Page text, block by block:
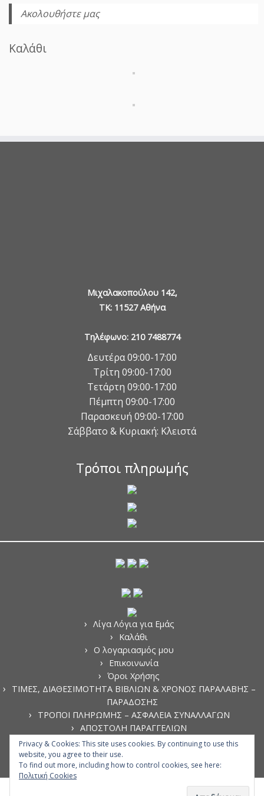
Ακολουθήστε μας
Καλάθι
Μιχαλακοπούλου 142,
TK: 11527 Αθήνα
Τηλέφωνο: 210 7488774
Δευτέρα 09:00-17:00
Τρίτη 09:00-17:00
Τετάρτη 09:00-17:00
Πέμπτη 09:00-17:00
Παρασκευή 09:00-17:00
Σάββατο & Κυριακή: Κλειστά
Τρόποι πληρωμής
Λίγα Λόγια για Εμάς
Καλάθι
Ο λογαριασμός μου
Επικοινωνία
Όροι Χρήσης
ΤΙΜΕΣ, ΔΙΑΘΕΣΙΜΟΤΗΤΑ ΒΙΒΛΙΩΝ & ΧΡΟΝΟΣ ΠΑΡΑΛΑΒΗΣ –
ΠΑΡΑΔΟΣΗΣ
ΤΡΟΠΟΙ ΠΛΗΡΩΜΗΣ – ΑΣΦΑΛΕΙΑ ΣΥΝΑΛΛΑΓΩΝ
ΑΠΟΣΤΟΛΗ ΠΑΡΑΓΓΕΛΙΩΝ
ΑΚΥΡΩΣΗ ΠΑΡΑΓΓΕΛΙΩΝ
ΠΟΛΙΤΙΚΗ ΑΠΟΡΡΗΤΟΥ
Privacy & Cookies: This site uses cookies. By continuing to use this
website, you agree to their use.
To find out more, including how to control cookies, see here:
Πολιτική Cookies